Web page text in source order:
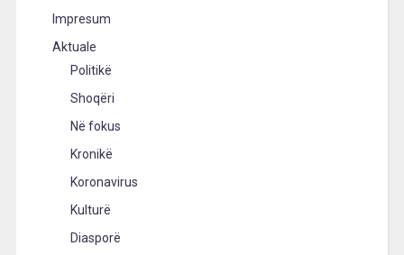
Impresum
Aktuale
Politikë
Shoqëri
Në fokus
Kronikë
Koronavirus
Kulturë
Diasporë